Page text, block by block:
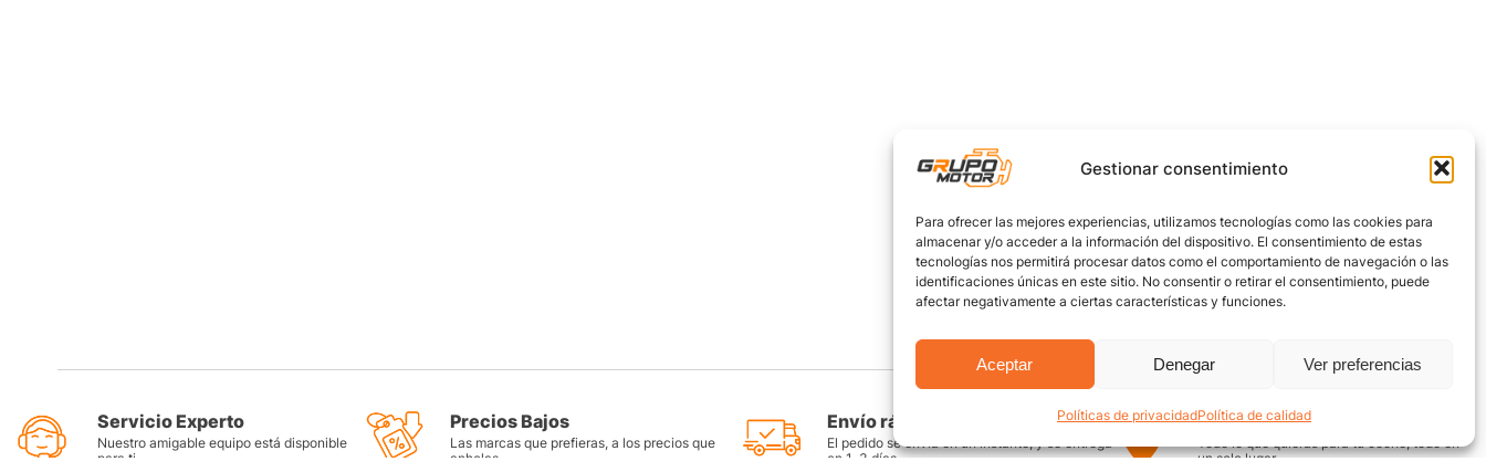
Gestionar consentimiento
Para ofrecer las mejores experiencias, utilizamos tecnologías como las cookies para
almacenar y/o acceder a la información del dispositivo. El consentimiento de estas
tecnologías nos permitirá procesar datos como el comportamiento de navegación o las
identificaciones únicas en este sitio. No consentir o retirar el consentimiento, puede
afectar negativamente a ciertas características y funciones.
Aceptar Denegar Ver preferencias
Políticas de privacidadPolítica de calidad
Servicio Experto
Nuestro amigable equipo está disponible
para ti
Precios Bajos
Las marcas que prefieras, a los precios que
anhelas
Envío rápido y seguro
El pedido se envía en un instante, y se entrega
en 1-3 días
Encuentra aquí
Todo lo que quieras para tu coche, todo en
un solo lugar